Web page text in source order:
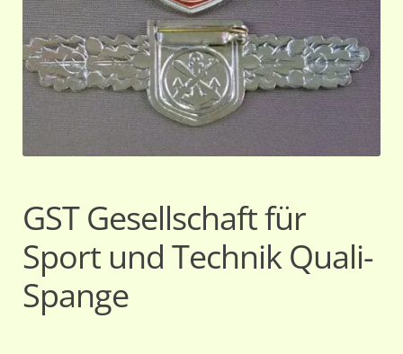
GST Gesellschaft für
Sport und Technik Quali-
Spange